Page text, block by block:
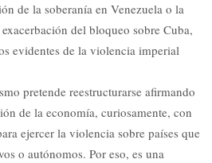
de la soberanía en Venezuela o la
del bloqueo sobre Cuba,
evidentes de la violencia imperial
pretende reestructurarse afirmando
de la economía, curiosamente, con
ejercer la violencia sobre países que
o autónomos. Por eso, es una